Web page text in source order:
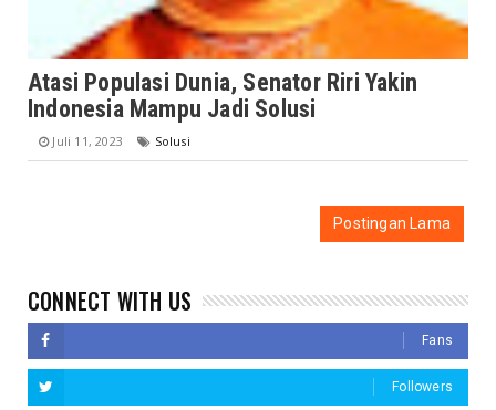
Atasi Populasi Dunia, Senator Riri Yakin
Indonesia Mampu Jadi Solusi
Juli 11, 2023 Solusi
Postingan Lama
CONNECT WITH US
Fans
Followers